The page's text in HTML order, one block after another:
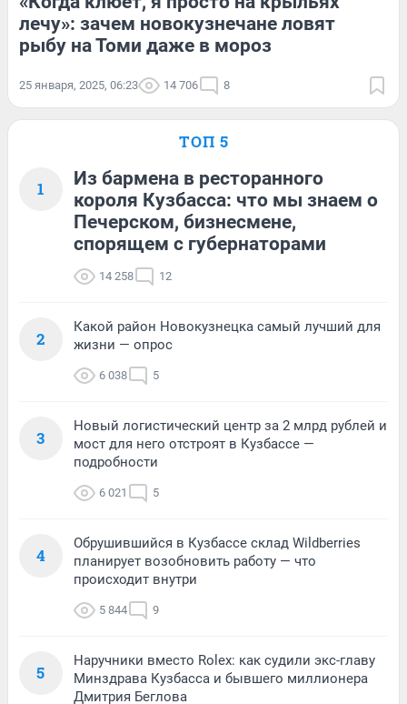
лечу»: зачем новокузнечане ловят
рыбу на Томи даже в мороз
25 января, 2025, 06:23 14 706 8
ТОП 5
1
Из бармена в ресторанного
короля Кузбасса: что мы знаем о
Печерском, бизнесмене,
спорящем с губернаторами
14 258 12
2
Какой район Новокузнецка самый лучший для
жизни — опрос
6 038 5
3
Новый логистический центр за 2 млрд рублей и
мост для него отстроят в Кузбассе —
подробности
6 021 5
4
Обрушившийся в Кузбассе склад Wildberries
планирует возобновить работу — что
происходит внутри
5 844 9
5
Наручники вместо Rolex: как судили экс-главу
Минздрава Кузбасса и бывшего миллионера
Дмитрия Беглова